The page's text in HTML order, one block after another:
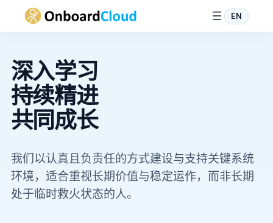
内
容
EN
深入学习
持续精进
共同成长
我们以认真且负责任的方式建设与支持关键系统
环境，适合重视长期价值与稳定运作，而非长期
处于临时救火状态的人。